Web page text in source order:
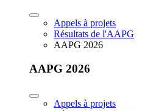
Appels à projets
Résultats de l'AAPG
AAPG 2026
AAPG 2026
Appels à projets